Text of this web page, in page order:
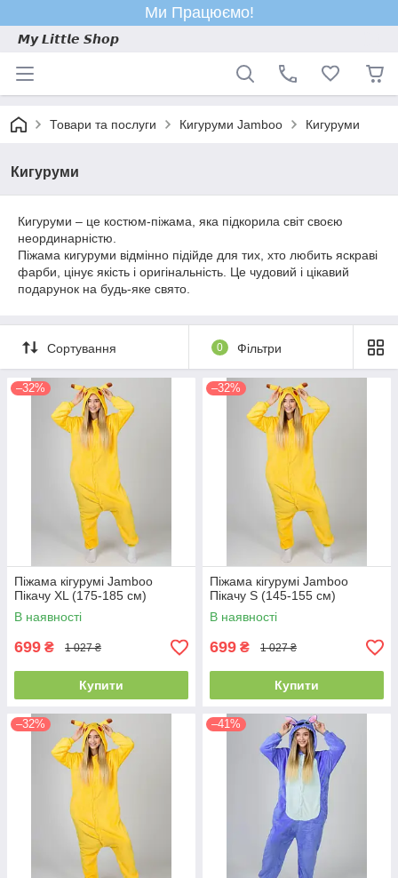
Ми Працюємо!
𝙈𝙮 𝙇𝙞𝙩𝙩𝙡𝙚 𝙎𝙝𝙤𝙥
Товари та послуги Кигуруми Jamboo Кигуруми
Кигуруми
Кигуруми – це костюм-піжама, яка підкорила світ своєю
неординарністю.
Піжама кигуруми відмінно підійде для тих, хто любить яскраві
фарби, цінує якість і оригінальність. Це чудовий і цікавий
подарунок на будь-яке свято.
Сортування 0 Фільтри
–32%
Піжама кігурумі Jamboo
Пікачу XL (175-185 см)
В наявності
699 ₴ 1 027 ₴
Купити
–32%
Піжама кігурумі Jamboo
Пікачу S (145-155 см)
В наявності
699 ₴ 1 027 ₴
Купити
–32% –41%